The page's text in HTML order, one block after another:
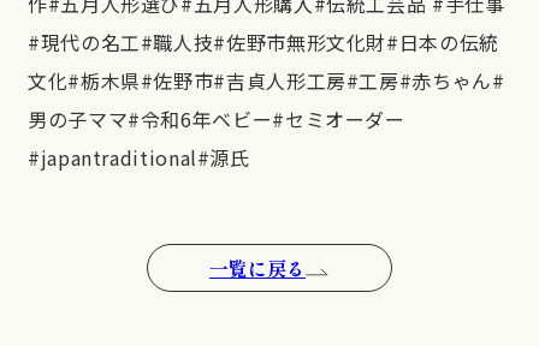
#現代の名工#職人技#佐野市無形文化財#日本の伝統
文化#栃木県#佐野市#吉貞人形工房#工房#赤ちゃん#
男の子ママ#令和6年ベビー#セミオーダー
#japantraditional#源氏
一覧に戻る